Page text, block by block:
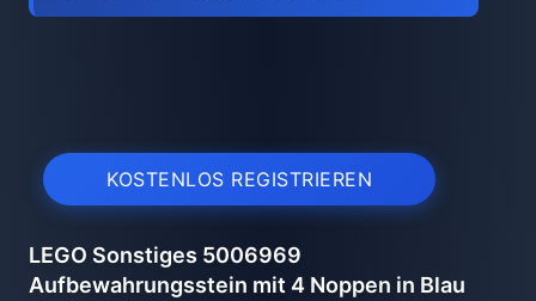
KOSTENLOS REGISTRIEREN
LEGO Sonstiges 5006969
Aufbewahrungsstein mit 4 Noppen in Blau